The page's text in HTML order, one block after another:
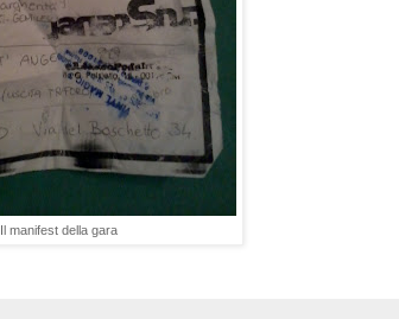
Il manifest della gara